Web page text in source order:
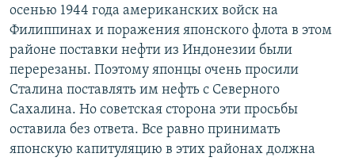
осенью 1944 года американских войск на
Филиппинах и поражения японского флота в этом
районе поставки нефти из Индонезии были
перерезаны. Поэтому японцы очень просили
Сталина поставлять им нефть с Северного
Сахалина. Но советская сторона эти просьбы
оставила без ответа. Все равно принимать
японскую капитуляцию в этих районах должна